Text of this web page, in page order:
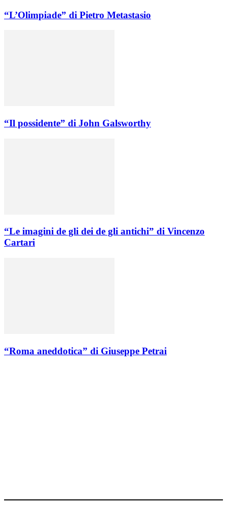
“L’Olimpiade” di Pietro Metastasio
“Il possidente” di John Galsworthy
“Le imagini de gli dei de gli antichi” di Vincenzo
Cartari
“Roma aneddotica” di Giuseppe Petrai